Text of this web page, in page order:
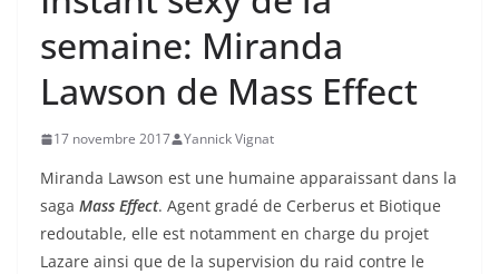
semaine: Miranda
Lawson de Mass Effect
17 novembre 2017 Yannick Vignat
Miranda Lawson est une humaine apparaissant dans la
saga Mass Effect. Agent gradé de Cerberus et Biotique
redoutable, elle est notamment en charge du projet
Lazare ainsi que de la supervision du raid contre le